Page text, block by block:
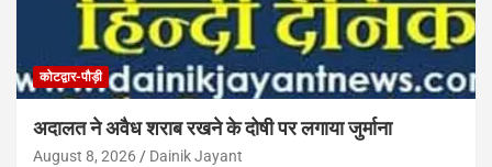
कोटद्वार-पौड़ी
अदालत ने अवैध शराब रखने के दोषी पर लगाया जुर्माना
August 8, 2026 Dainik Jayant